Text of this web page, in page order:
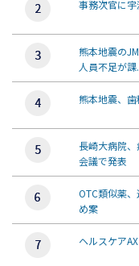
事務次官に
熊本地震の
人員不足が課
熊本地震、
長崎大病院
会議で発表
OTC類似薬
め案
ヘルスケア